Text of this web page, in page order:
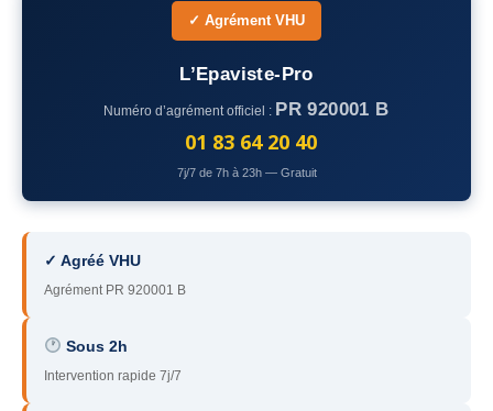
77– Seine-et-Marne
92– Hauts-de-Seine
94– Val-de-Marne
91– Essonne
✓ Agrément VHU
L’Epaviste-Pro
Numéro d’agrément officiel : PR 920001 B
01 83 64 20 40
7j/7 de 7h à 23h — Gratuit
✓ Agréé VHU
Agrément PR 920001 B
Sous 2h
Intervention rapide 7j/7